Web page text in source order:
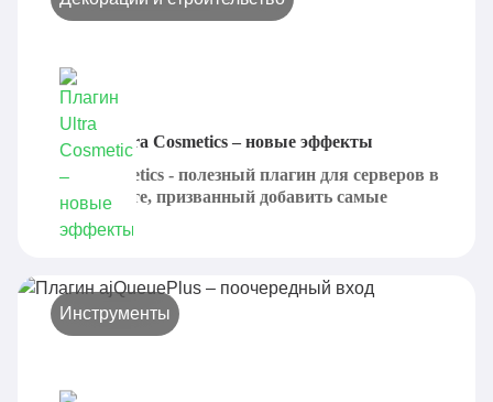
Плагин Ultra Cosmetics – новые эффекты
Ultra Cosmetics - полезный плагин для серверов в
Майнкрафте, призванный добавить самые
разные...
Инструменты